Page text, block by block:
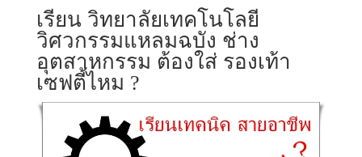
เรียน วิทยาลัยเทคโนโลยี
วิศวกรรมแหลมฉบัง ช่าง
อุตสาหกรรม ต้องใส่ รองเท้า
เซฟตี้ไหม ?